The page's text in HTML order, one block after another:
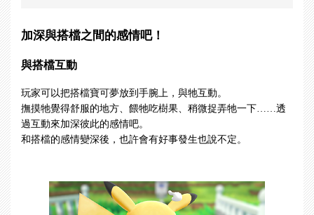
加深與搭檔之間的感情吧！
與搭檔互動
玩家可以把搭檔寶可夢放到手腕上，與牠互動。
撫摸牠覺得舒服的地方、餵牠吃樹果、稍微捉弄牠一下……透
過互動來加深彼此的感情吧。
和搭檔的感情變深後，也許會有好事發生也說不定。